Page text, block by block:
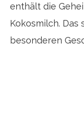
enthält die
Kokosmilch.
besonderen